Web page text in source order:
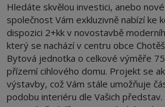
Hledáte skvělou investici, anebo
společnost Vám exkluzivně nabízí ke
dispozici 2+kk v novostavbě
který se nachází v centru obce
Bytová jednotka o celkové výměře
přízemí cihlového domu. Projekt se
výstavby, což Vám stále umožňuje
podobu interiéru dle Vašich